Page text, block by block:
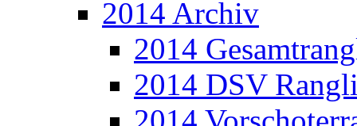
2014 Archiv
2014
2014 DSV